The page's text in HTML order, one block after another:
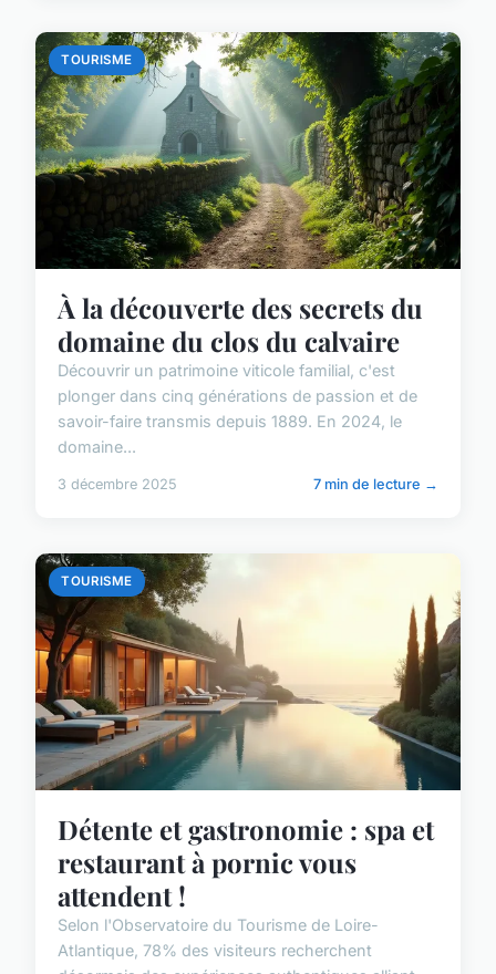
TOURISME
À la découverte des secrets du
domaine du clos du calvaire
Découvrir un patrimoine viticole familial, c'est
plonger dans cinq générations de passion et de
savoir-faire transmis depuis 1889. En 2024, le
domaine...
3 décembre 2025 7 min de lecture →
TOURISME
Détente et gastronomie : spa et
restaurant à pornic vous
attendent !
Selon l'Observatoire du Tourisme de Loire-
Atlantique, 78% des visiteurs recherchent